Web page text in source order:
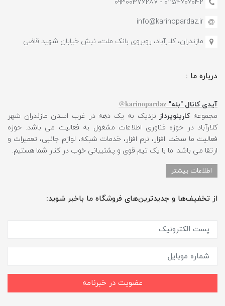
01154606042 - 09300376287
info@karinopardaz.ir
مازندران، کلارآباد، روبروی بانک ملت، نبش خیابان شهید قاضی
درباره ما :
آیدی کانال "بله" karinopardaz@
مجموعهکارینوپرداز نزدیک به یک دهه در غرب استان مازندران شهر
کلارآباد در حوزه فناوری اطلاعات مشغول به فعالیت می باشد. حوزه
فعالیت ما سخت افزار، نرم افزار، خدمات شبکه، لوازم جانبی، تعمیرات و
ارتقا می باشد. ما با یک تیم قوی و پشتیبانی خوب در کنار شما هستیم.
اطلاعات بیشتر
از تخفیف‌ها و جدیدترین‌های فروشگاه ما باخبر شوید:
عضویت در خبرنامه